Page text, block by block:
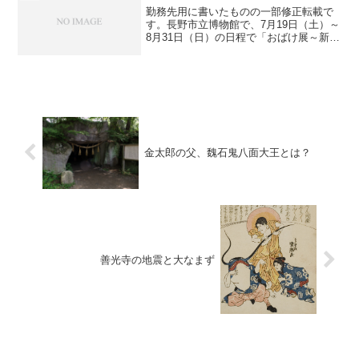
勤務先用に書いたものの一部修正転載で
す。長野市立博物館で、7月19日（土）～
8月31日（日）の日程で「おばけ展～新信
金太郎の父、魏石鬼八面大王とは？
善光寺の地震と大なまず